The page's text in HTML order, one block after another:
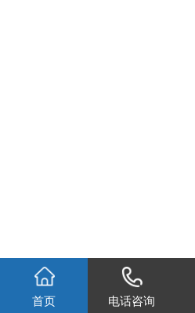
首页 电话咨询